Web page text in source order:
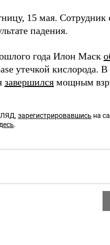
15 мая. Сотрудник
падения.
года Илон Маск
утечкой кислорода. В
завершился мощным
зарегистрировавшись на
.